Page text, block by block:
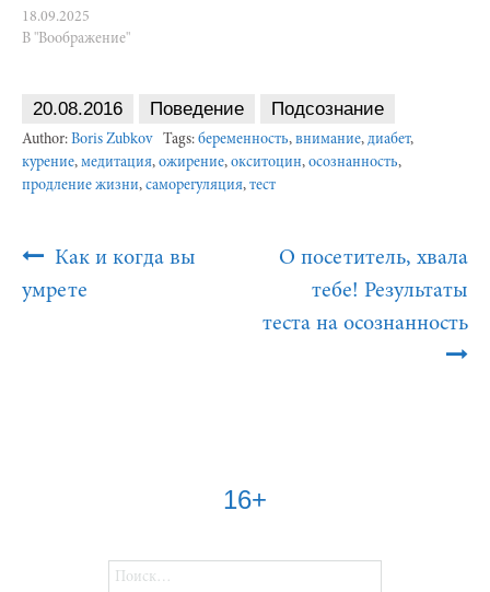
18.09.2025
В "Воображение"
20.08.2016 Поведение Подсознание
Author: Boris Zubkov Tags: беременность, внимание, диабет,
курение, медитация, ожирение, окситоцин, осознанность,
продление жизни, саморегуляция, тест
Post
Navigation
Как и когда вы
умрете
О посетитель, хвала
тебе! Результаты
теста на осознанность
16+
Найти: